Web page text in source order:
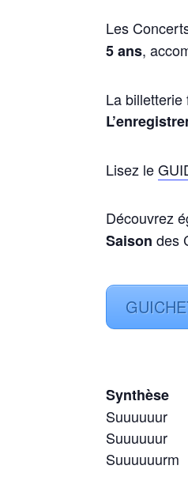
Les C
5 ans,
La billetterie
Lisez le
Découvrez
Saison des
Synthèse
Suuuuuur
Suuuuuur
Suuuuuurm